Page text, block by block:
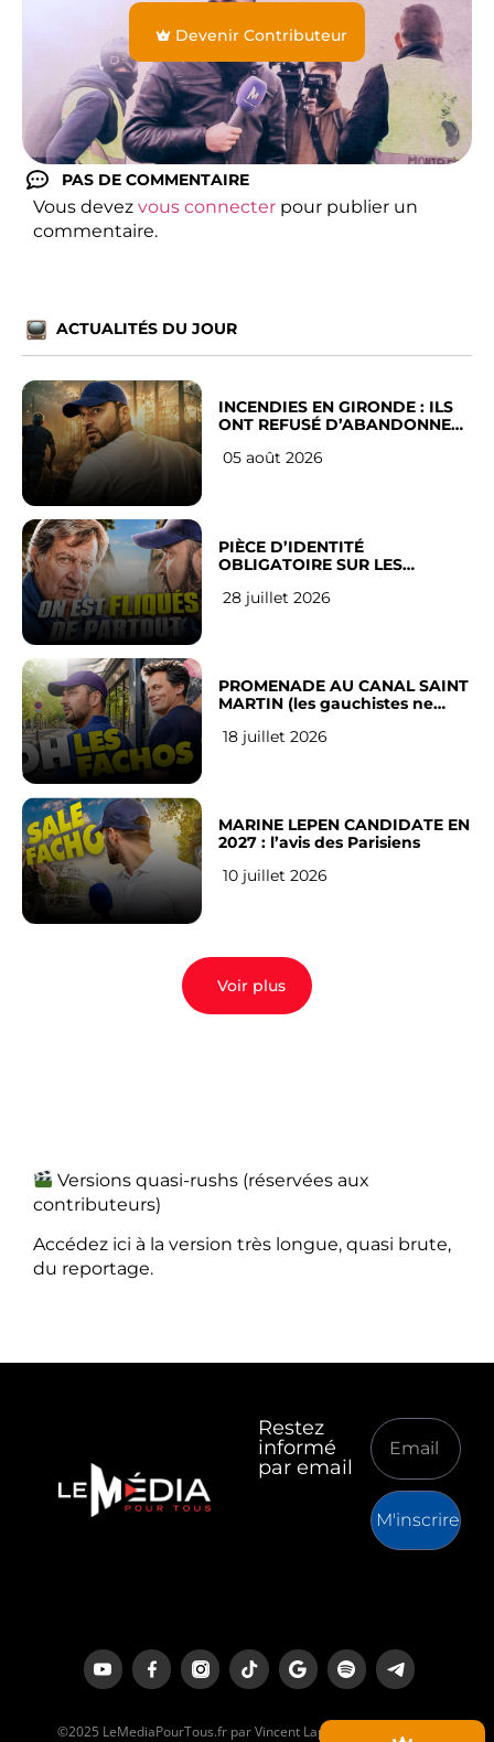
Devenir Contributeur
PAS DE COMMENTAIRE
Vous devez vous connecter pour publier un
commentaire.
ACTUALITÉS DU JOUR
INCENDIES EN GIRONDE : ILS
ONT REFUSÉ D’ABANDONNER
05 août 2026
PIÈCE D’IDENTITÉ
OBLIGATOIRE SUR LES
Français
28 juillet 2026
PROMENADE AU CANAL SAINT
MARTIN (les gauchistes ne
18 juillet 2026
MARINE LEPEN CANDIDATE EN
2027 : l’avis des Parisiens
10 juillet 2026
Voir plus
Versions quasi-rushs (réservées aux
contributeurs)
Accédez ici à la version très longue, quasi brute,
du reportage.
Restez
informé
par email
M'inscrire
©2025 LeMediaPourTous.fr par Vincent Lapierre est un média